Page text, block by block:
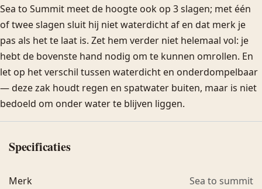
Sea to Summit meet de hoogte ook op 3 slagen; met één
of twee slagen sluit hij niet waterdicht af en dat merk je
pas als het te laat is. Zet hem verder niet helemaal vol: je
hebt de bovenste hand nodig om te kunnen omrollen. En
let op het verschil tussen waterdicht en onderdompelbaar
— deze zak houdt regen en spatwater buiten, maar is niet
bedoeld om onder water te blijven liggen.
Specificaties
Merk Sea to summit